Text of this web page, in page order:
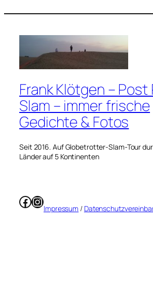
Frank Klötgen –
Slam – immer frische
Gedichte & Fotos
Seit 2016. Auf Globetrotter-Slam-Tour
Länder auf 5 Kontinenten
Facebook
Instagram
Impressum /